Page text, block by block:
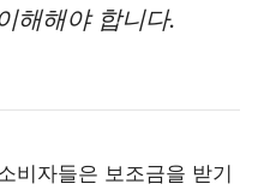
해해야 합니다.
비자들은 보조금을 받기